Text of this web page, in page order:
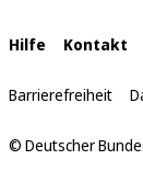
Interne
Links
Hilfe Kontakt
Barrierefreiheit
© Deutscher